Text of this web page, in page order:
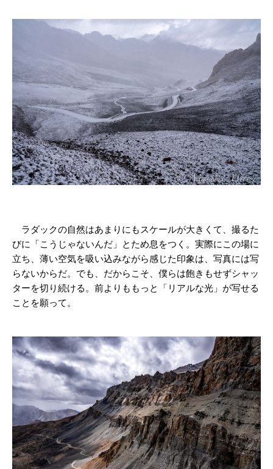
ラダックの自然はあまりにもスケールが大きくて、撮るた
びに「こうじゃないんだ」とため息をつく。実際にこの場に
立ち、薄い空気を吸い込みながら感じた印象は、写真には写
らないからだ。でも、だからこそ、僕らは飽きもせずシャッ
ターを切り続ける。前よりももっと「リアルな光」が写せる
ことを願って。